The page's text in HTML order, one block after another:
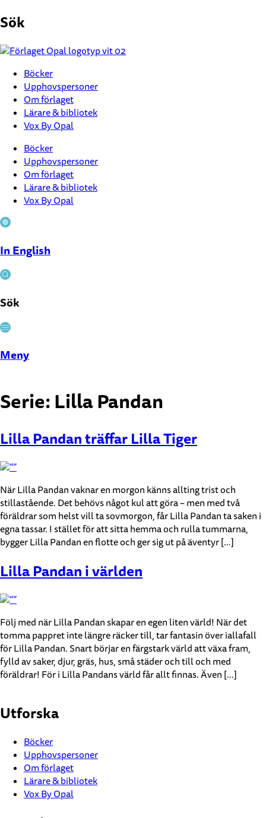
till
Sök
Böcker
Upphovspersoner
Om förlaget
Lärare & bibliotek
Vox By Opal
Böcker
Upphovspersoner
Om förlaget
Lärare & bibliotek
Vox By Opal
In English
Sök
Stäng
Meny
Serie:Lilla Pandan
Lilla Pandan träffar Lilla Tiger
När Lilla Pandan vaknar en morgon känns allting trist och
stillastående. Det behövs något kul att göra – men med två
föräldrar som helst vill ta sovmorgon, får Lilla Pandan ta saken i
egna tassar. I stället för att sitta hemma och rulla tummarna,
bygger Lilla Pandan en flotte och ger sig ut på äventyr […]
Lilla Pandan i världen
Följ med när Lilla Pandan skapar en egen liten värld! När det
tomma pappret inte längre räcker till, tar fantasin över iallafall
för Lilla Pandan. Snart börjar en färgstark värld att växa fram,
fylld av saker, djur, gräs, hus, små städer och till och med
föräldrar! För i Lilla Pandans värld får allt finnas. Även […]
Utforska
Böcker
Upphovspersoner
Om förlaget
Lärare & bibliotek
Vox By Opal